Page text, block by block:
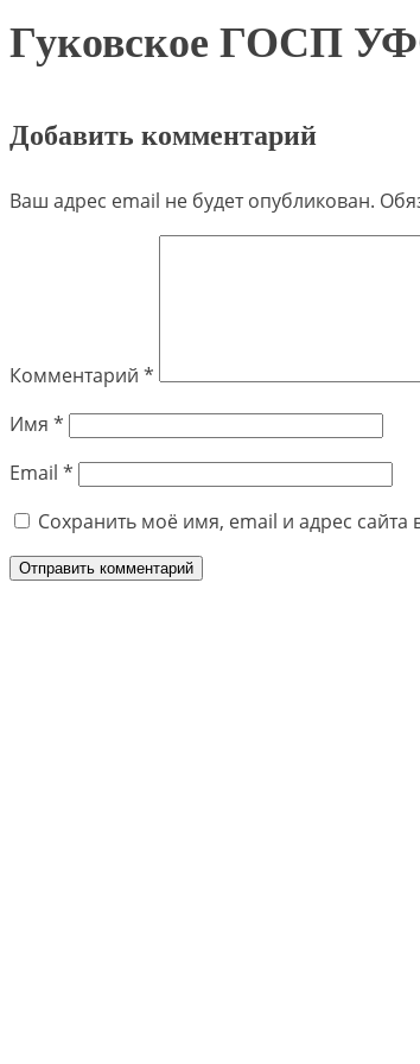
Гуковское ГОСП
Добавить комментарий
Ваш адрес email не будет опубликован.
Комментарий *
Имя *
Email *
Сохранить моё имя, email и адрес